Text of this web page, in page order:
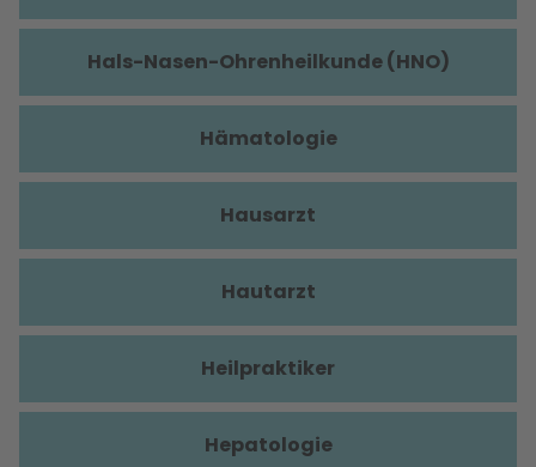
Hals-Nasen-Ohrenheilkunde (HNO)
Hämatologie
Hausarzt
Hautarzt
Heilpraktiker
Hepatologie